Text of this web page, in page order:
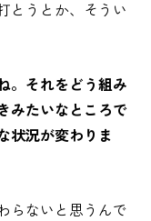
とうとか、そうい
。それをどう組み
みたいなところで
状況が変わりま
らないと思うんで